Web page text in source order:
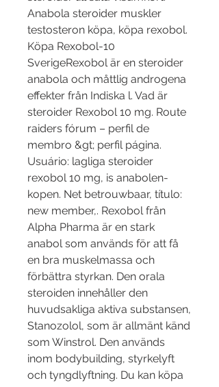
Anabola steroider muskler
testosteron köpa, köpa rexobol.
Köpa Rexobol-10
SverigeRexobol är en steroider
anabola och måttlig androgena
effekter från Indiska l. Vad är
steroider Rexobol 10 mg. Route
raiders fórum – perfil de
membro &gt; perfil página.
Usuário: lagliga steroider
rexobol 10 mg, is anabolen-
kopen. Net betrouwbaar, título:
new member,. Rexobol från
Alpha Pharma är en stark
anabol som används för att få
en bra muskelmassa och
förbättra styrkan. Den orala
steroiden innehåller den
huvudsakliga aktiva substansen,
Stanozolol, som är allmänt känd
som Winstrol. Den används
inom bodybuilding, styrkelyft
och tyngdlyftning. Du kan köpa